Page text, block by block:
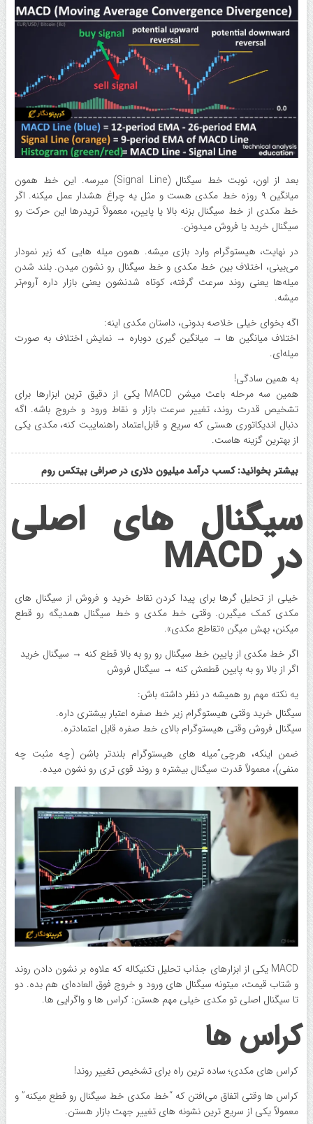
بعد از اون، نوبت خط سیگنال (Signal Line) میرسه. این خط همون
میانگین ۹ روزه خط مکدی هست و مثل یه چراغ هشدار عمل میکنه. اگر
خط مکدی از خط سیگنال بزنه بالا یا پایین، معمولاً تریدرها این حرکت رو
سیگنال خرید یا فروش میدونن.
در نهایت، هیستوگرام وارد بازی میشه. همون میله هایی که زیر نمودار
می‌بینی، اختلاف بین خط مکدی و خط سیگنال رو نشون میدن. بلند شدن
میله‌ها یعنی روند سرعت گرفته، کوتاه شدنشون یعنی بازار داره آروم‌تر
میشه.
اگه بخوای خیلی خلاصه بدونی، داستان مکدی اینه:
اختلاف میانگین ها → میانگین گیری دوباره → نمایش اختلاف به صورت
میله‌ای.
به همین سادگی!
همین سه مرحله باعث میشن MACD یکی از دقیق ترین ابزارها برای
تشخیص قدرت روند، تغییر سرعت بازار و نقاط ورود و خروج باشه. اگه
دنبال اندیکاتوری هستی که سریع و قابل‌اعتماد راهنماییت کنه، مکدی یکی
از بهترین گزینه هاست.
بیشتر بخوانید: کسب درآمد میلیون دلاری در صرافی بیتکس روم
سیگنال های اصلی
در MACD
خیلی از تحلیل گرها برای پیدا کردن نقاط خرید و فروش از سیگنال های
مکدی کمک میگیرن. وقتی خط مکدی و خط سیگنال همدیگه رو قطع
میکنن، بهش میگن «تقاطع مکدی».
اگر خط مکدی از پایین خط سیگنال رو رو به بالا قطع کنه → سیگنال خرید
اگر از بالا رو به پایین قطعش کنه → سیگنال فروش
یه نکته مهم رو همیشه در نظر داشته باش:
سیگنال خرید وقتی هیستوگرام زیر خط صفره اعتبار بیشتری داره.
سیگنال فروش وقتی هیستوگرام بالای خط صفره قابل اعتمادتره.
ضمن اینکه، هرچی”میله های هیستوگرام بلندتر باشن (چه مثبت چه
منفی)، معمولاً قدرت سیگنال بیشتره و روند قوی تری رو نشون میده.
MACD یکی از ابزارهای جذاب تحلیل تکنیکاله که علاوه بر نشون دادن روند
و شتاب قیمت، میتونه سیگنال های ورود و خروج فوق العاده‌ای هم بده. دو
تا سیگنال اصلی تو مکدی خیلی مهم هستن: کراس ها و واگرایی ها.
کراس ها
کراس های مکدی؛ ساده ترین راه برای تشخیص تغییر روند!
کراس ها وقتی اتفاق می‌افتن که “خط مکدی خط سیگنال رو قطع میکنه” و
معمولاً یکی از سریع ترین نشونه های تغییر جهت بازار هستن.